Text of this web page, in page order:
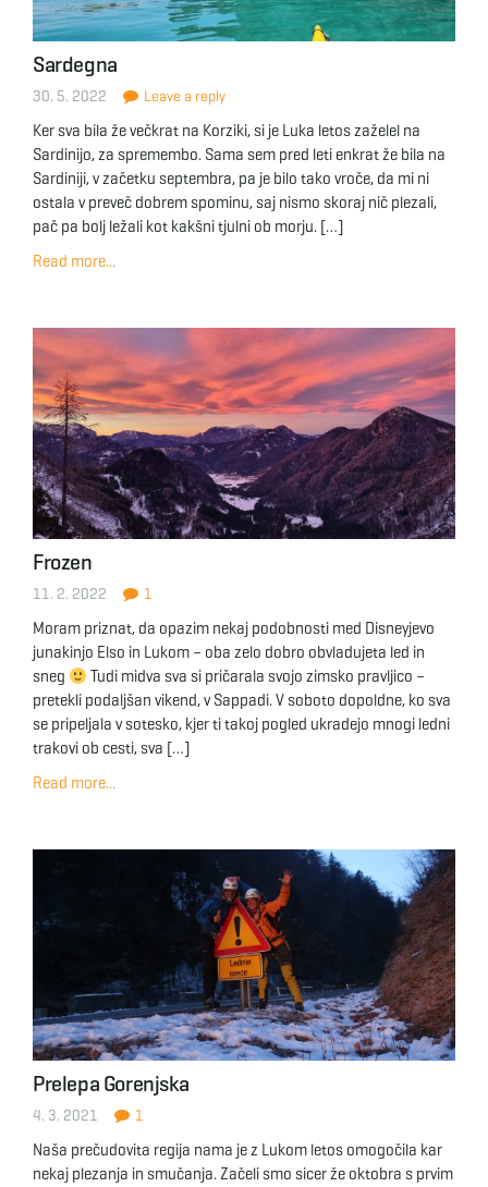
Sardegna
30. 5. 2022 Leave a reply
Ker sva bila že večkrat na Korziki, si je Luka letos zaželel na
Sardinijo, za spremembo. Sama sem pred leti enkrat že bila na
Sardiniji, v začetku septembra, pa je bilo tako vroče, da mi ni
ostala v preveč dobrem spominu, saj nismo skoraj nič plezali,
pač pa bolj ležali kot kakšni tjulni ob morju. […]
Read more...
Frozen
11. 2. 2022 1
Moram priznat, da opazim nekaj podobnosti med Disneyjevo
junakinjo Elso in Lukom – oba zelo dobro obvladujeta led in
sneg
Tudi midva sva si pričarala svojo zimsko pravljico –
pretekli podaljšan vikend, v Sappadi. V soboto dopoldne, ko sva
se pripeljala v sotesko, kjer ti takoj pogled ukradejo mnogi ledni
trakovi ob cesti, sva […]
Read more...
Prelepa Gorenjska
4. 3. 2021 1
Naša prečudovita regija nama je z Lukom letos omogočila kar
nekaj plezanja in smučanja. Začeli smo sicer že oktobra s prvim